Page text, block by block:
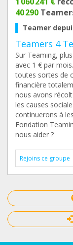
40 290
Teamer
Teamers 4
Sur Teaming,
avec 1 € par
toutes sortes de
financière
nous avons
les causes
continuerons à
Fondation
nous aider ?
Rejoins ce groupe